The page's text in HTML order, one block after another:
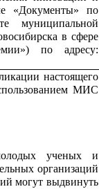
«Документы» по
муниципальной
в сфере
по адресу:
настоящего
МИС
ученых и
организаций
могут выдвинуть